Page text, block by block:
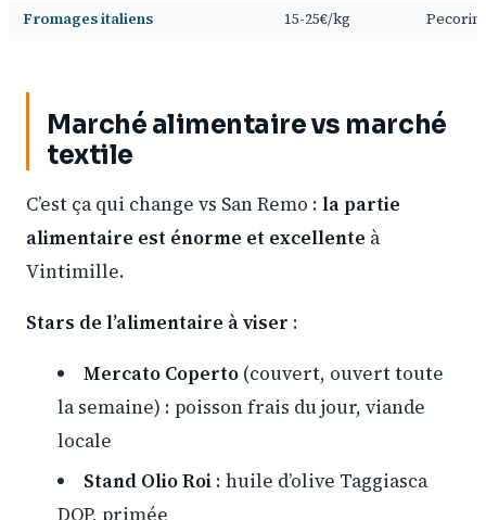
Fromages italiens 15-25€/kg
Marché alimentaire vs marché
textile
C’est ça qui change vs San Remo : la partie
alimentaire est énorme et excellente à
Vintimille.
Stars de l’alimentaire à viser :
Mercato Coperto (couvert, ouvert toute
la semaine) : poisson frais du jour, viande
locale
Stand Olio Roi : huile d’olive Taggiasca
DOP, primée